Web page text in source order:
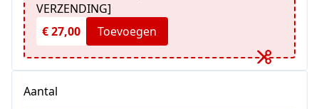
VERZENDING]
€ 27,00
Toevoegen
Aantal